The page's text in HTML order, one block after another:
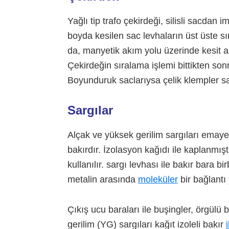
Yağlı tip trafo çekirdeği, silisli sacdan
boyda kesilen sac levhaların üst üste
da, manyetik akım yolu üzerinde kesit
Çekirdeğin sıralama işlemi bittikten
Boyunduruk saclarıysa çelik klempler
Sargılar
Alçak ve yüksek gerilim sargıları
bakırdır. İzolasyon kağıdı ile
kullanılır. sargı levhası ile bakır bara
metalin arasında moleküler bir
Çıkış ucu baraları ile buşingler, örgülü
gerilim (YG) sargıları kağıt izoleli bakır